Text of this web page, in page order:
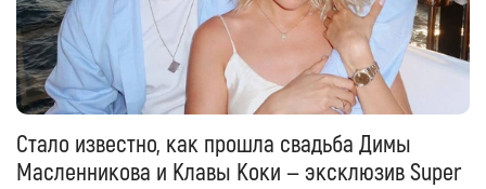
Стало известно, как прошла свадьба Димы
Масленникова и Клавы Коки — эксклюзив Super